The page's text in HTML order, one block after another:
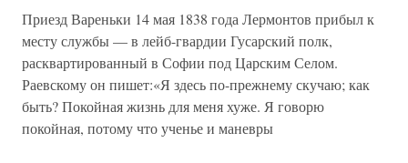
Приезд Вареньки 14 мая 1838 года Лермонтов прибыл к
месту службы — в лейб-гвардии Гусарский полк,
расквартированный в Софии под Царским Селом.
Раевскому он пишет:«Я здесь по-прежнему скучаю; как
быть? Покойная жизнь для меня хуже. Я говорю
покойная, потому что ученье и маневры